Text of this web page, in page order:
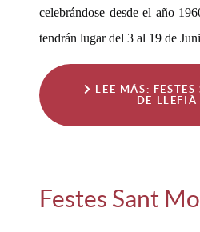
celebrándose desde el año
tendrán lugar del 3 al 19 de
LEE MÁS:
DE
Festes Sant